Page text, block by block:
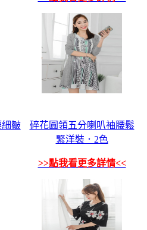
皺
碎花圓領五分喇叭袖腰鬆
緊洋裝．2色
>>點我看更多詳情<<